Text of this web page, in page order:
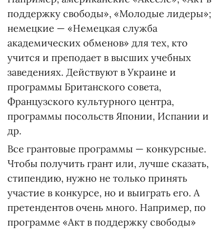
поддержку свободы», «Молодые лидеры»;
немецкие — «Немецкая служба
академических обменов» для тех, кто
учится и преподает в высших учебных
заведениях. Действуют в Украине и
программы Британского совета,
Французского культурного центра,
программы посольств Японии, Испании и
др.
Все грантовые программы — конкурсные.
Чтобы получить грант или, лучше сказать,
стипендию, нужно не только принять
участие в конкурсе, но и выиграть его. А
претендентов очень много. Например, по
программе «Акт в поддержку свободы»